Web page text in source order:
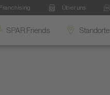
Franchising Über uns
SPAR Friends Standorte